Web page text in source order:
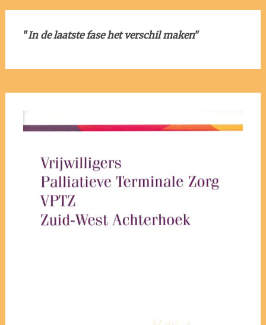
"In de laatste fase het verschil maken"